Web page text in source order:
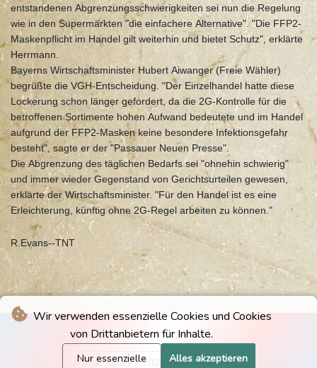
Wir verwenden essenzielle Cookies und Cookies
von Drittanbietern für Inhalte.
Nur essenzielle Alles akzeptieren
entstandenen Abgrenzungsschwierigkeiten sei nun die Regelung
wie in den Supermärkten "die einfachere Alternative". "Die FFP2-
Maskenpflicht im Handel gilt weiterhin und bietet Schutz", erklärte
Herrmann.
Bayerns Wirtschaftsminister Hubert Aiwanger (Freie Wähler)
begrüßte die VGH-Entscheidung. "Der Einzelhandel hatte diese
Lockerung schon länger gefordert, da die 2G-Kontrolle für die
betroffenen Sortimente hohen Aufwand bedeutete und im Handel
aufgrund der FFP2-Masken keine besondere Infektionsgefahr
besteht", sagte er der "Passauer Neuen Presse".
Die Abgrenzung des täglichen Bedarfs sei "ohnehin schwierig"
und immer wieder Gegenstand von Gerichtsurteilen gewesen,
erklärte der Wirtschaftsminister. "Für den Handel ist es eine
Erleichterung, künftig ohne 2G-Regel arbeiten zu können."
R.Evans--TNT
© The National Times - 2026 - Alle Rechte vorbehalten